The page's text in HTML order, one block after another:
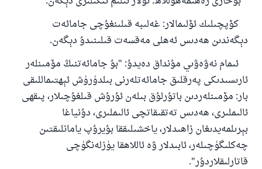
كۆپچىلىك ئۆلىمالار: غەلىبە قىلىنغۇچى جامائەت
دېگەندىن ھەدىس ئەھلى مەقسەت قىلىنىدۇ دېگەن.
ئىمام نەۋەۋىي مۇنداق دەيدۇ: "بۇ جامائەتنىڭ مۆمىنلەر
ئارىسىدىكى پەرقلىق جامائەتلەرنى بىلدۈرۈش ئېھتىماللىقى
بار: مۆمىنلەردىن باتۇرلۇق بىلەن ئۇرۇش قىلغۇچىلار، پىقھى
ئالىملىرى، ھەدىس تەتقىقاتچى ئالىملىرى، دۇنياغا
بېرىلمەيدىغان زاھىدلار، ياخشىلىققا بۇيرۇپ يامانلىقتىن
چەكلىگۈچىلەر، ئابىدلار ۋە ئاللاھقا يۈزلەنگۈچى
قاتارلىقلاردۇر".